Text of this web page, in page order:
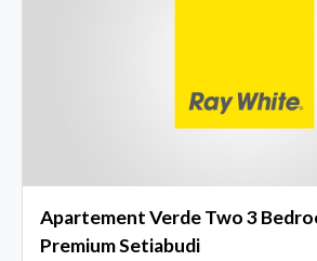
Apartement Verde Two 3
Premium Setiabudi